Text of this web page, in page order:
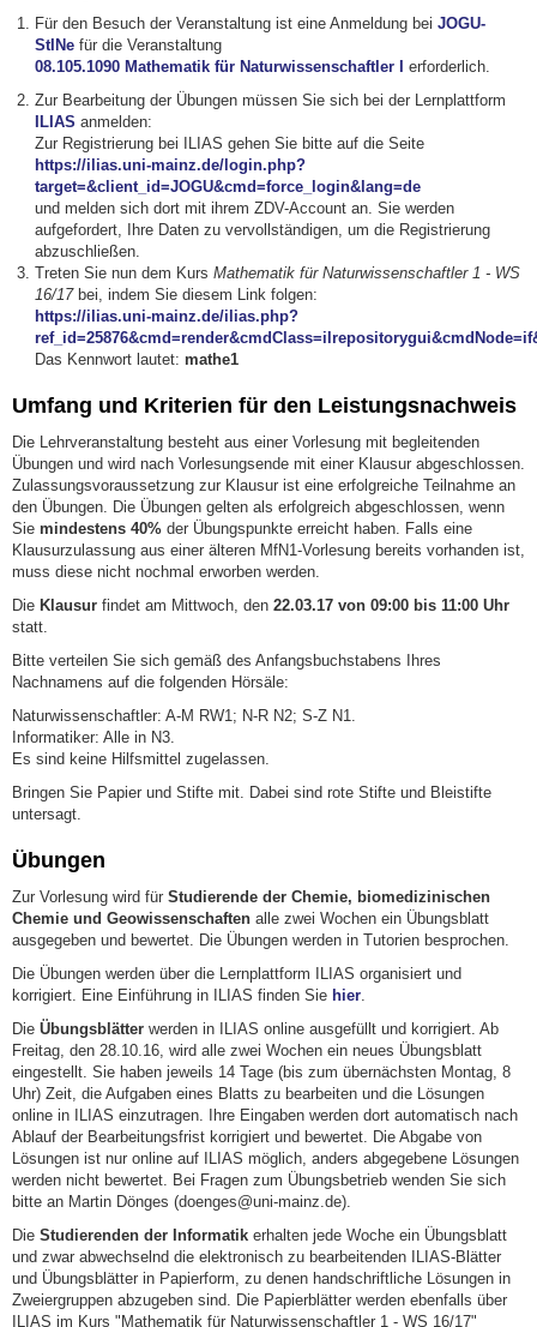
Für den Besuch der Veranstaltung ist eine Anmeldung beiJOGU-
StINe für die Veranstaltung
08.105.1090 Mathematik für Naturwissenschaftler Ierforderlich.
Zur Bearbeitung der Übungen müssen Sie sich bei der Lernplattform
ILIAS anmelden:
Zur Registrierung bei ILIAS gehen Sie bitte auf die Seite
https://ilias.uni-mainz.de/login.php?
target=&client_id=JOGU&cmd=force_login&lang=de
und melden sich dort mit ihrem ZDV-Account an. Sie werden
aufgefordert, Ihre Daten zu vervollständigen, um die Registrierung
abzuschließen.
Treten Sie nun dem KursMathematik für Naturwissenschaftler 1 - WS
16/17 bei, indem Sie diesem Link folgen:
https://ilias.uni-mainz.de/ilias.php?
Das Kennwort lautet:mathe1
Umfang und Kriterien für den Leistungsnachweis
Die Lehrveranstaltung besteht aus einer Vorlesung mit begleitenden
Übungen und wird nach Vorlesungsende mit einer Klausur abgeschlossen.
Zulassungsvoraussetzung zur Klausur ist eine erfolgreiche Teilnahme an
den Übungen. Die Übungen gelten als erfolgreich abgeschlossen, wenn
Sie mindestens 40% der Übungspunkte erreicht haben. Falls eine
Klausurzulassung aus einer älteren MfN1-Vorlesung bereits vorhanden ist,
muss diese nicht nochmal erworben werden.
Die Klausur findet am Mittwoch, den 22.03.17 von 09:00 bis 11:00 Uhr
statt.
Bitte verteilen Sie sich gemäß des Anfangsbuchstabens Ihres
Nachnamens auf die folgenden Hörsäle:
Naturwissenschaftler: A-M RW1; N-R N2; S-Z N1.
Informatiker: Alle in N3.
Es sind keine Hilfsmittel zugelassen.
Bringen Sie Papier und Stifte mit. Dabei sind rote Stifte und Bleistifte
untersagt.
Übungen
Zur Vorlesung wird für Studierende der Chemie, biomedizinischen
Chemie und Geowissenschaften alle zwei Wochen ein Übungsblatt
ausgegeben und bewertet. Die Übungen werden in Tutorien besprochen.
Die Übungen werden über die Lernplattform ILIAS organisiert und
korrigiert. Eine Einführung in ILIAS finden Sie hier
Die Übungsblätter werden in ILIAS online ausgefüllt und korrigiert. Ab
Freitag, den 28.10.16, wird alle zwei Wochen ein neues Übungsblatt
eingestellt. Sie haben jeweils 14 Tage (bis zum übernächsten Montag, 8
Uhr) Zeit, die Aufgaben eines Blatts zu bearbeiten und die Lösungen
online in ILIAS einzutragen. Ihre Eingaben werden dort automatisch nach
Ablauf der Bearbeitungsfrist korrigiert und bewertet. Die Abgabe von
Lösungen ist nur online auf ILIAS möglich, anders abgegebene Lösungen
werden nicht bewertet. Bei Fragen zum Übungsbetrieb wenden Sie sich
bitte an Martin Dönges (doenges@uni-mainz.de).
Die Studierenden der Informatik erhalten jede Woche ein Übungsblatt
und zwar abwechselnd die elektronisch zu bearbeitenden ILIAS-Blätter
und Übungsblätter in Papierform, zu denen handschriftliche Lösungen in
Zweiergruppen abzugeben sind. Die Papierblätter werden ebenfalls über
ILIAS im Kurs "Mathematik für Naturwissenschaftler 1 - WS 16/17"